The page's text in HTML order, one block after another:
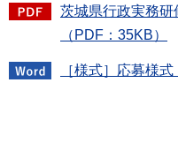
茨城県行政実務
（PDF：35KB）
［様式］応募様